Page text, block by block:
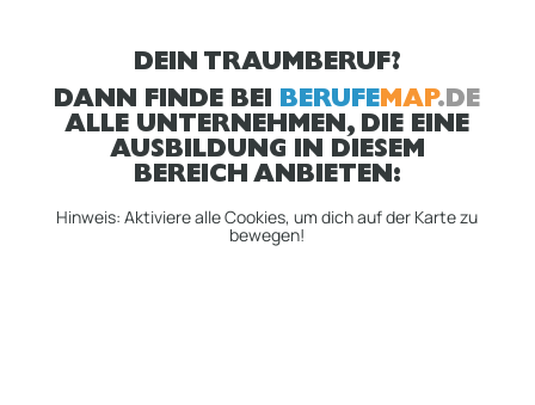
DEIN TRAUMBERUF?
DANN FINDE BEI BERUFEMAP.DE
ALLE UNTERNEHMEN, DIE EINE
AUSBILDUNG IN DIESEM
BEREICH ANBIETEN:
Hinweis: Aktiviere alle Cookies, um dich auf der Karte zu
bewegen!